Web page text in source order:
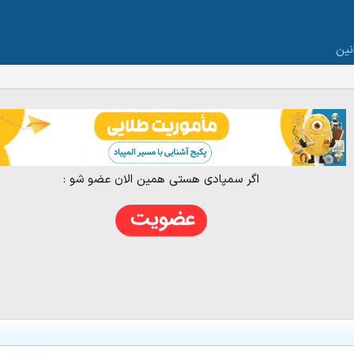
اگر سمپادی هستی همین الان عضو شو :